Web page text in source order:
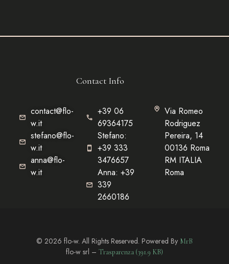
Contact Info
contact@flo-
w.it
stefano@flo-
w.it
anna@flo-
w.it
+39 06
69364175
Stefano:
+39 333
3476657
Anna: +39
339
2660186
Via Romeo
Rodriguez
Pereira, 14
00136 Roma
RM ITALIA
Roma
© 2026 flo-w. All Rights Reserved. Powered By MrB
flo-w srl – Trasparenza (391.9 KB)